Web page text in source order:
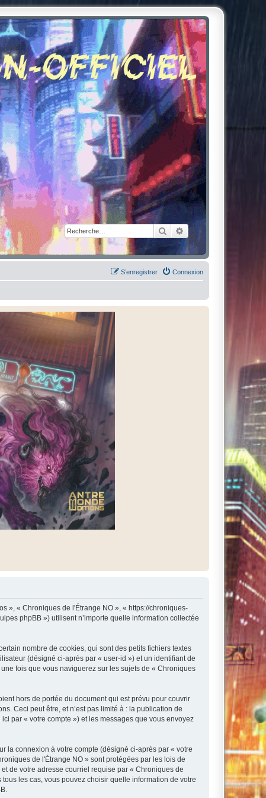
RechercherRecherche avancée
Connexion
S’enregistrer
», « Chroniques de l'Étrange NO », « https://chroniques-
phpBB ») utilisent n’importe quelle information collectée
nombre de cookies, qui sont des petits fichiers textes
(désigné ci-après par « user-id ») et un identifiant de
fois que vous naviguerez sur les sujets de « Chroniques
hors de portée du document qui est prévu pour couvrir
Ceci peut être, et n’est pas limité à : la publication de
par « votre compte ») et les messages que vous envoyez
la connexion à votre compte (désigné ci-après par « votre
de l'Étrange NO » sont protégées par les lois de
de votre adresse courriel requise par « Chroniques de
les cas, vous pouvez choisir quelle information de votre